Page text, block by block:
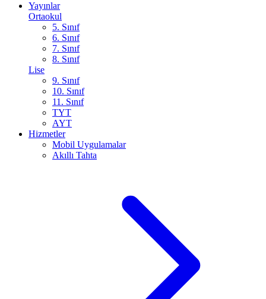
Yayınlar
Ortaokul
5. Sınıf
6. Sınıf
7. Sınıf
8. Sınıf
Lise
9. Sınıf
10. Sınıf
11. Sınıf
TYT
AYT
Hizmetler
Mobil Uygulamalar
Akıllı Tahta